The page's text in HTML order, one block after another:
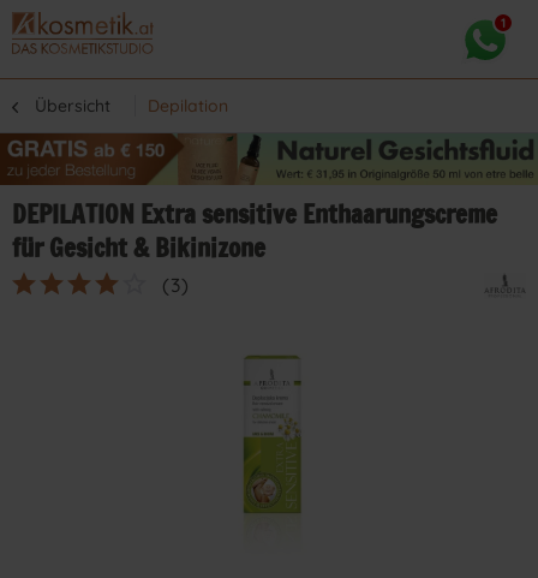
Übersicht Depilation
DEPILATION Extra sensitive Enthaarungscreme
für Gesicht & Bikinizone
(3)